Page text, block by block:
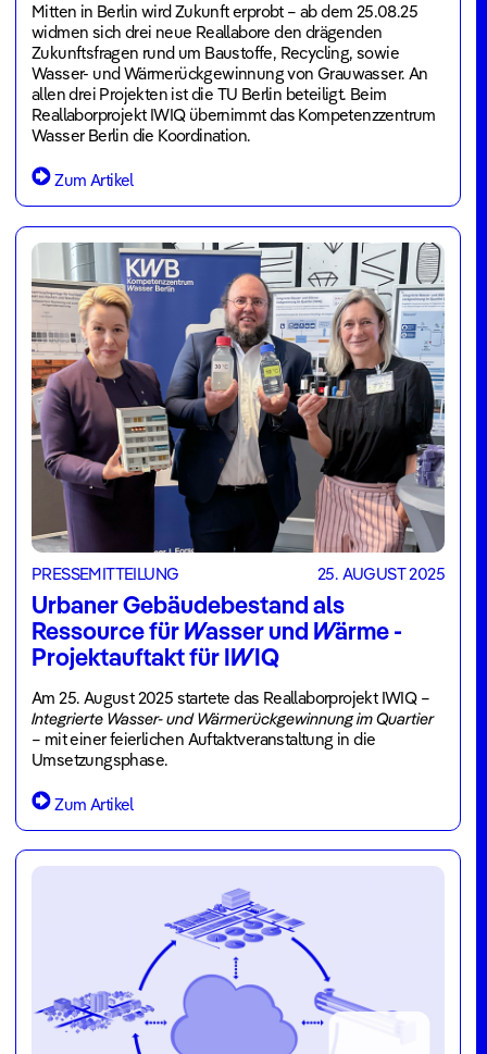
Mitten in Berlin wird Zukunft erprobt – ab dem 25.08.25
widmen sich drei neue Reallabore den drägenden
Zukunftsfragen rund um Baustoffe, Recycling, sowie
Wasser- und Wärmerückgewinnung von Grauwasser. An
allen drei Projekten ist die TU Berlin beteiligt. Beim
Reallaborprojekt IWIQ übernimmt das Kompetenzzentrum
Wasser Berlin die Koordination.
Zum Artikel
PRESSEMITTEILUNG 25. AUGUST 2025
Urbaner Gebäudebestand als
Ressource für Wasser und Wärme -
Projektauftakt für IWIQ
Am 25. August 2025 startete das Reallaborprojekt IWIQ –
Integrierte Wasser- und Wärmerückgewinnung im Quartier
– mit einer feierlichen Auftaktveranstaltung in die
Umsetzungsphase.
Zum Artikel